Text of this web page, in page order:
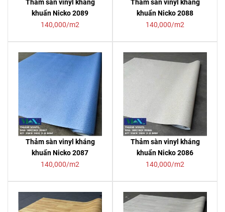
Thảm sàn vinyl kháng
khuẩn Nicko 2089
140,000/m2
Thảm sàn vinyl kháng
khuẩn Nicko 2088
140,000/m2
Thảm sàn vinyl kháng
khuẩn Nicko 2087
140,000/m2
Thảm sàn vinyl kháng
khuẩn Nicko 2086
140,000/m2